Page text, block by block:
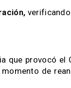
que provocó el
momento de